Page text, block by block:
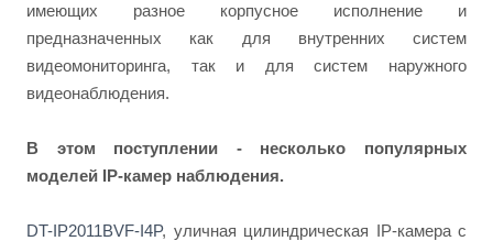
имеющих разное корпусное исполнение и
предназначенных как для внутренних систем
видеомониторинга, так и для систем наружного
видеонаблюдения.
В этом поступлении - несколько популярных
моделей IP-камер наблюдения.
DT-IP2011BVF-I4P, уличная цилиндрическая IP-камера с